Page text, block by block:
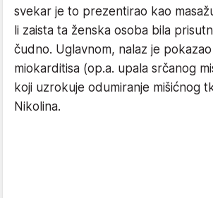
svekar je to prezentirao kao
li zaista ta ženska osoba bila
čudno. Uglavnom, nalaz je
miokarditisa (op.a. upala srčanog
koji uzrokuje odumiranje mišićnog
Nikolina.